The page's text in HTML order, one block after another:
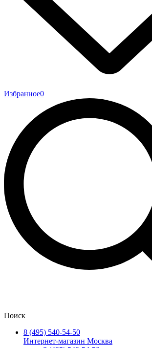
Избранное0
Поиск
8 (495) 540-54-50
Интернет-магазин Москва